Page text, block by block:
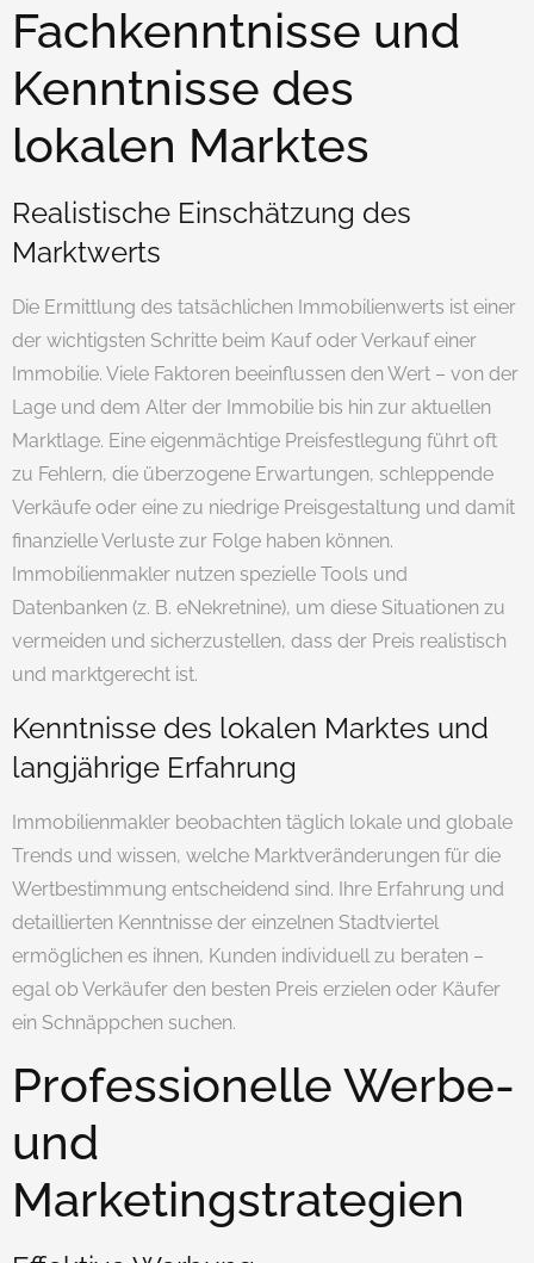
Fachkenntnisse und
Kenntnisse des
lokalen Marktes
Realistische Einschätzung des
Marktwerts
Die Ermittlung des tatsächlichen Immobilienwerts ist einer
der wichtigsten Schritte beim Kauf oder Verkauf einer
Immobilie. Viele Faktoren beeinflussen den Wert – von der
Lage und dem Alter der Immobilie bis hin zur aktuellen
Marktlage. Eine eigenmächtige Preisfestlegung führt oft
zu Fehlern, die überzogene Erwartungen, schleppende
Verkäufe oder eine zu niedrige Preisgestaltung und damit
finanzielle Verluste zur Folge haben können.
Immobilienmakler nutzen spezielle Tools und
Datenbanken (z. B. eNekretnine), um diese Situationen zu
vermeiden und sicherzustellen, dass der Preis realistisch
und marktgerecht ist.
Kenntnisse des lokalen Marktes und
langjährige Erfahrung
Immobilienmakler beobachten täglich lokale und globale
Trends und wissen, welche Marktveränderungen für die
Wertbestimmung entscheidend sind. Ihre Erfahrung und
detaillierten Kenntnisse der einzelnen Stadtviertel
ermöglichen es ihnen, Kunden individuell zu beraten –
egal ob Verkäufer den besten Preis erzielen oder Käufer
ein Schnäppchen suchen.
Professionelle Werbe-
und
Marketingstrategien